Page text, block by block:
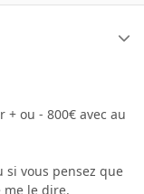
ou - 800€ avec au
si vous pensez que
me le dire.